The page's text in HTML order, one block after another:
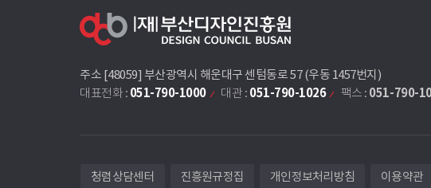
주소 [48059] 부산광역시 해운대구 센텀동로 57 (우동 1457번지)
대표전화 : 051-790-1000 대관 : 051-790-1026 팩스 : 051-790-
청렴상담센터 진흥원규정집 개인정보처리방침 이용약관